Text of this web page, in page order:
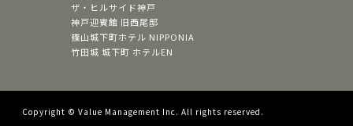
ザ・ヒルサイド神⼾
神⼾迎賓館 旧⻄尾邸
篠⼭城下町ホテル NIPPONIA
⽵⽥城 城下町 ホテルEN
Copyright © Value Management Inc. All rights reserved.